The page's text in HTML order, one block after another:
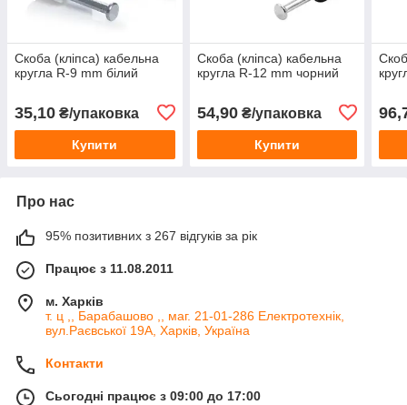
Скоба (кліпса) кабельна
кругла R-9 mm білий
35,10 ₴/упаковка
Купити
Скоба (кліпса) кабельна
кругла R-12 mm чорний
54,90₴/упаковка
Купити
Про нас
95% позитивних з 267 відгуків за рік
Працює з 11.08.2011
м. Харків
т. ц ,, Барабашово ,, маг. 21-01-286 Електротехнік,
вул.Раєвської 19А, Харків, Україна
Контакти
Сьогодні працює з 09:00 до 17:00